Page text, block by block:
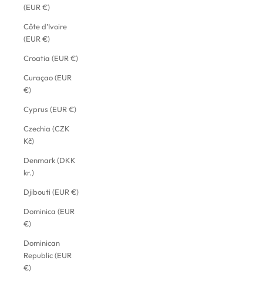
(EUR €)
Côte d’Ivoire
(EUR €)
Croatia (EUR €)
Curaçao (EUR
€)
Cyprus (EUR €)
Czechia (CZK
Kč)
Denmark (DKK
kr.)
Djibouti (EUR €)
Dominica (EUR
€)
Dominican
Republic (EUR
€)